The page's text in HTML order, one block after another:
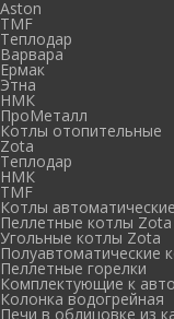
Aston
TMF
Теплодар
Варвара
Ермак
Этна
НМК
ПроМеталл
Котлы отопительные
Zota
Теплодар
НМК
TMF
Котлы автоматические
Пеллетные котлы Zota
Угольные котлы Zota
Полуавтоматические
Пеллетные горелки
Комплектующие к
Колонка водогрейная
Печи в облицовке из